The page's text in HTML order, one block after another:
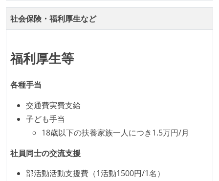
待遇・福利厚生
入社時には、各自希望のスペックの PC やディスプレ
ストックオプションまたは自社株購入支援制度がある
受動喫煙防止措置：屋内禁煙
社会保険・福利厚生など
福利厚生等
各種手当
交通費実費支給
子ども手当
18歳以下の扶養家族一人につき1.5万円/月
社員同士の交流支援
部活動活動支援費（1活動1500円/1名）